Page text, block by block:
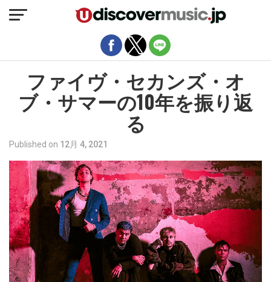
ファイヴ・セカンズ・オ
ブ・サマーの10年を振り返
る
Published on 12月 4, 2021
モバイルバージョンを終了